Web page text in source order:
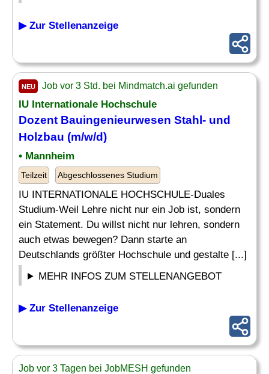
▶ Zur Stellenanzeige
NEU Job vor 3 Std. bei Mindmatch.ai gefunden
IU Internationale Hochschule
Dozent Bauingenieurwesen Stahl - und
Holzbau (m/w/d)
• Mannheim
Teilzeit Abgeschlossenes Studium
IU INTERNATIONALE HOCHSCHULE-Duales
Studium-Weil Lehre nicht nur ein Job ist, sondern
ein Statement. Du willst nicht nur lehren, sondern
auch etwas bewegen? Dann starte an
Deutschlands größter Hochschule und gestalte [...]
MEHR INFOS ZUM STELLENANGEBOT
▶ Zur Stellenanzeige
Job vor 3 Tagen bei JobMESH gefunden